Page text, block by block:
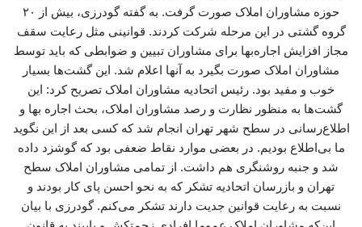
حوزه مشاوران املاک صورت گرفت. به گفته گودرزی، بیش از ۲۰
گروه گشتی در این مرحله شرکت کردند. قوانینی مثل رعایت سقف
مجاز افزایش اجاره‌بها برای مشاوران تبیین و ضوابطی که باید توسط
مشاوران املاک صورت بگیرد به آنها اعلام شد. این گشت‌ها بسیار
خوب و مفید بود. رئیس اتحادیه مشاوران املاک تصریح کرد: این
گشت‌ها به منظور نظارت و رصد مشاوران املاک، بحث اجاره بها و
اطلاع‌رسانی در سطح شهر تهران انجام شد که کسی بعد از این نگوید
ما بی‌اطلاع بودیم. در بعضی موارد نقاط ضعفی بود که گوشزد داده
شد و جنبه روشنگری هم داشت. از تمامی مشاوران املاک سطح
تهران و بازرسان اتحادیه تشکر که به نحو احسن پای کار بودند و
نسبت به رعایت قوانین جدیت دارند تشکر می‌کنم. گودرزی با بیان